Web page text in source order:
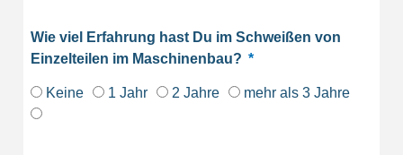
Wie viel Erfahrung hast Du im Schweißen von
Einzelteilen im Maschinenbau?
Keine 1 Jahr 2 Jahre mehr als 3 Jahre